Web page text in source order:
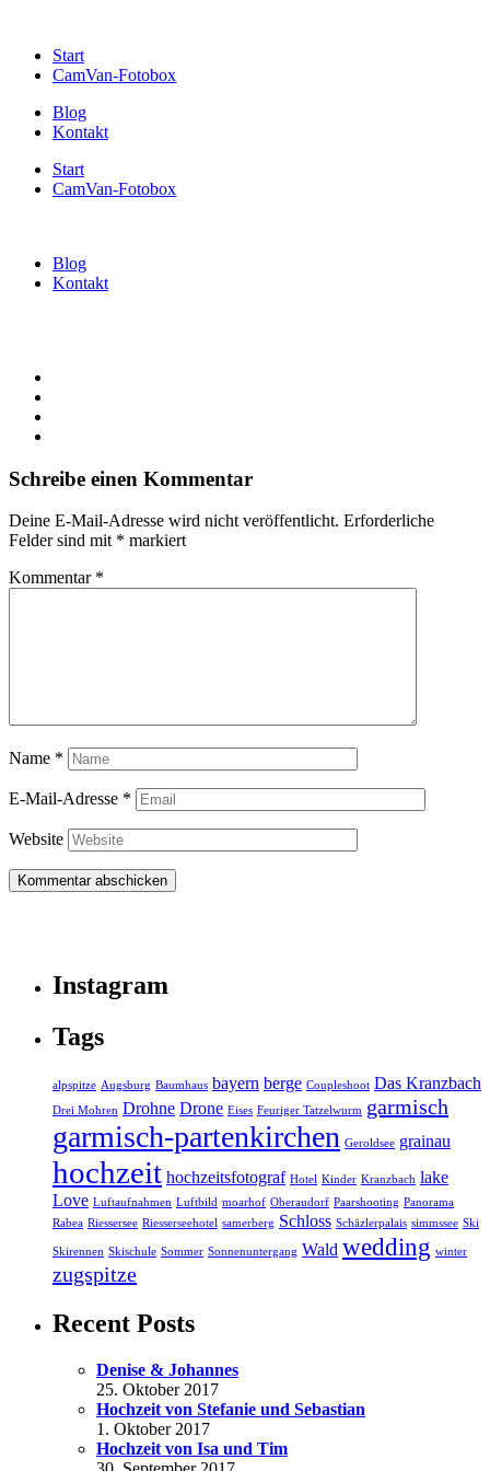
Start
CamVan-Fotobox
Blog
Kontakt
Start
CamVan-Fotobox
Blog
Kontakt
Schreibe einen Kommentar
Deine E-Mail-Adresse wird nicht veröffentlicht. Erforderliche
Felder sind mit * markiert
Kommentar *
Name *
E-Mail-Adresse *
Website
Instagram
Tags
alpspitze Augsburg Baumhaus bayern berge Coupleshoot Das Kranzbach
Drei Mohren Drohne Drone Eises Feuriger Tatzelwurm garmisch
garmisch-partenkirchen Geroldsee grainau
hochzeit hochzeitsfotograf Hotel Kinder Kranzbach lake
Love Luftaufnahmen Luftbild moarhof Oberaudorf Paarshooting Panorama
Rabea Riessersee Riesserseehotel samerberg Schloss Schäzlerpalais simmssee Ski
Skirennen Skischule Sommer Sonnenuntergang Wald wedding winter
zugspitze
Recent Posts
Denise & Johannes
25. Oktober 2017
Hochzeit von Stefanie und Sebastian
1. Oktober 2017
Hochzeit von Isa und Tim